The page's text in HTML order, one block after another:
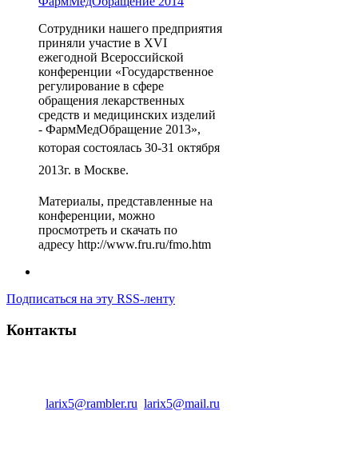
Сотрудники нашего предприятия
приняли участие в XVI
ежегодной Всероссийской
конференции «Государственное
регулирование в сфере
обращения лекарственных
средств и медицинских изделий
- ФармМедОбращение 2013»,
которая состоялась 30-31 октября
2013г. в Москве.
Материалы, представленные на
конференции, можно
просмотреть и скачать по
адресу http://www.fru.ru/fmo.htm
Подписаться на эту RSS-ленту
Контакты
larix5@rambler.ru larix5@mail.ru